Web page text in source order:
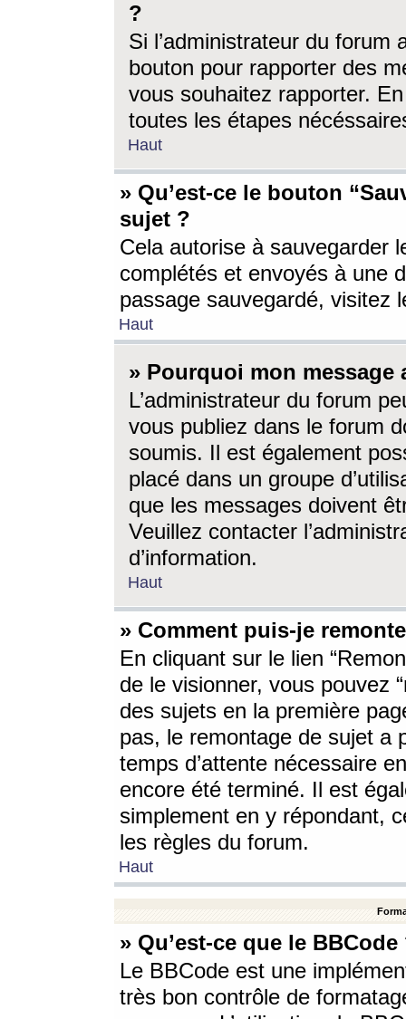
?
Si l’administrateur du forum
bouton pour rapporter des
vous souhaitez rapporter.
toutes les étapes
Haut
» Qu’est-ce le bouton
sujet ?
Cela autorise à sauvegarder
complétés et envoyés à une
passage sauvegardé, visitez
Haut
» Pourquoi mon message
L’administrateur du forum
vous publiez dans le forum
soumis. Il est également
placé dans un groupe
que les messages doivent
Veuillez contacter
d’information.
Haut
» Comment puis-je
En cliquant sur le lien
de le visionner, vous pouvez
des sujets en la première
pas, le remontage de sujet a
temps d’attente nécessaire
encore été terminé. Il est
simplement en y répondant,
les règles du forum.
Haut
» Qu’est-ce que le BBCode
Le BBCode est une
très bon contrôle de